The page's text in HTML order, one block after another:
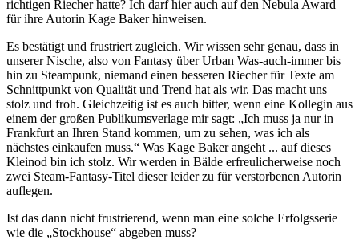
richtigen Riecher hatte? Ich darf hier auch auf den Nebula Award
für ihre Autorin Kage Baker hinweisen.
Es bestätigt und frustriert zugleich. Wir wissen sehr genau, dass in
unserer Nische, also von Fantasy über Urban Was-auch-immer bis
hin zu Steampunk, niemand einen besseren Riecher für Texte am
Schnittpunkt von Qualität und Trend hat als wir. Das macht uns
stolz und froh. Gleichzeitig ist es auch bitter, wenn eine Kollegin aus
einem der großen Publikumsverlage mir sagt: „Ich muss ja nur in
Frankfurt an Ihren Stand kommen, um zu sehen, was ich als
nächstes einkaufen muss.“ Was Kage Baker angeht ... auf dieses
Kleinod bin ich stolz. Wir werden in Bälde erfreulicherweise noch
zwei Steam-Fantasy-Titel dieser leider zu für verstorbenen Autorin
auflegen.
Ist das dann nicht frustrierend, wenn man eine solche Erfolgsserie
wie die „Stockhouse“ abgeben muss?